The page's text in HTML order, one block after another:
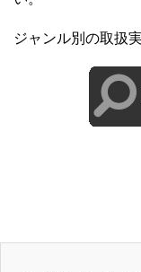
ジャンル別の取扱